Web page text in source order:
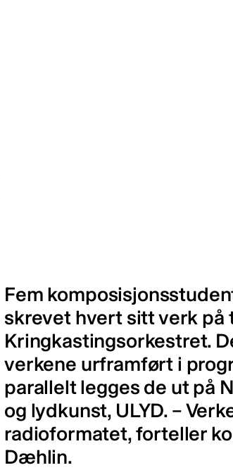
Fem
skrevet hvert sitt verk på
Kringkastingsorkestret.
verkene urframført i
parallelt legges de ut på
og lydkunst, ULYD. –
radioformatet, forteller
Dæhlin.